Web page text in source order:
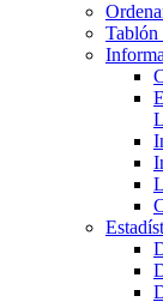
Tablón